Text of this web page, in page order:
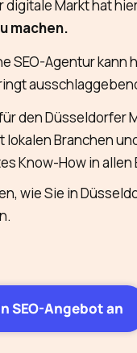
digitale Markt hat
machen.
SEO-Agentur kann
den Düsseldorfer
lokalen Branchen
Know-How in allen
wie Sie in
SEO-Angebot an